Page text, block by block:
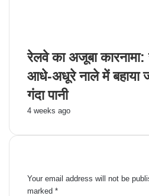
रेलवे का अजूबा
आधे-अधूरे नाले में बहाया
गंदा पानी
4 weeks ago
Your email address will not be
marked *